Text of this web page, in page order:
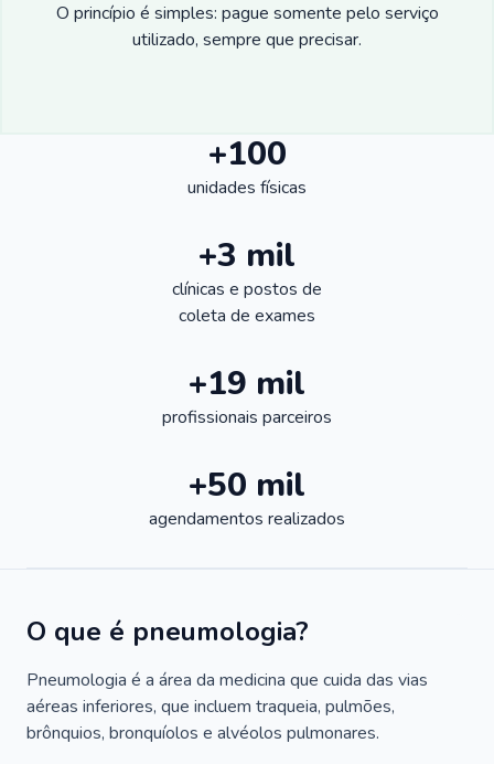
O princípio é simples: pague somente pelo serviço
utilizado, sempre que precisar.
+100
unidades físicas
+3 mil
clínicas e postos de
coleta de exames
+19 mil
profissionais parceiros
+50 mil
agendamentos realizados
O que é pneumologia?
Pneumologia é a área da medicina que cuida das vias
aéreas inferiores, que incluem traqueia, pulmões,
brônquios, bronquíolos e alvéolos pulmonares.